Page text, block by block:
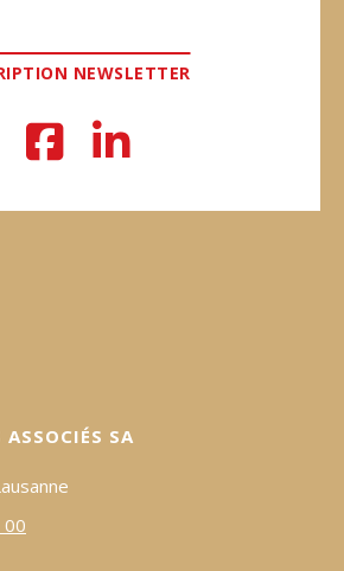
NEWSLETTER
ASSOCIÉS SA
00